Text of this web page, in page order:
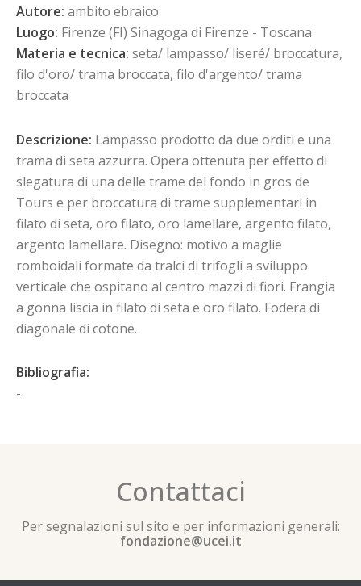
Autore: ambito ebraico
Luogo: Firenze (FI) Sinagoga di Firenze - Toscana
Materia e tecnica: seta/ lampasso/ liseré/ broccatura,
filo d'oro/ trama broccata, filo d'argento/ trama
broccata
Descrizione: Lampasso prodotto da due orditi e una
trama di seta azzurra. Opera ottenuta per effetto di
slegatura di una delle trame del fondo in gros de
Tours e per broccatura di trame supplementari in
filato di seta, oro filato, oro lamellare, argento filato,
argento lamellare. Disegno: motivo a maglie
romboidali formate da tralci di trifogli a sviluppo
verticale che ospitano al centro mazzi di fiori. Frangia
a gonna liscia in filato di seta e oro filato. Fodera di
diagonale di cotone.
Bibliografia:
-
Contattaci
Per segnalazioni sul sito e per informazioni generali:
fondazione@ucei.it